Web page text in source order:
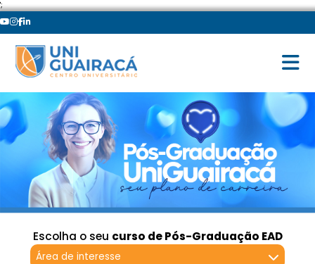
';
Escolha o seu curso de Pós-Graduação EAD
Área de interesse